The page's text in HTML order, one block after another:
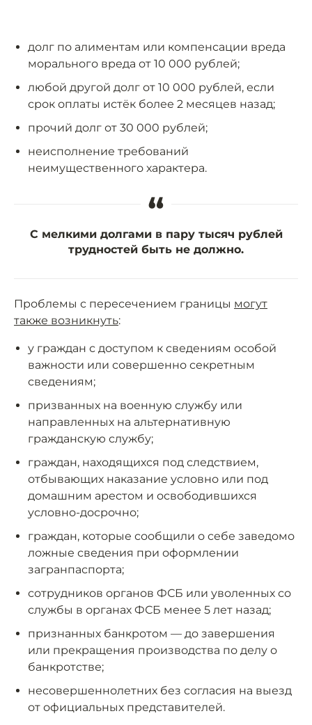
долг по алиментам или компенсации вреда
морального вреда от 10 000 рублей;
любой другой долг от 10 000 рублей, если
срок оплаты истёк более 2 месяцев назад;
прочий долг от 30 000 рублей;
неисполнение требований
неимущественного характера.
“
С мелкими долгами в пару тысяч рублей
трудностей быть не должно.
Проблемы с пересечением границы могут
также возникнуть:
у граждан с доступом к сведениям особой
важности или совершенно секретным
сведениям;
призванных на военную службу или
направленных на альтернативную
гражданскую службу;
граждан, находящихся под следствием,
отбывающих наказание условно или под
домашним арестом и освободившихся
условно-досрочно;
граждан, которые сообщили о себе заведомо
ложные сведения при оформлении
загранпаспорта;
сотрудников органов ФСБ или уволенных со
службы в органах ФСБ менее 5 лет назад;
признанных банкротом — до завершения
или прекращения производства по делу о
банкротстве;
несовершеннолетних без согласия на выезд
от официальных представителей.